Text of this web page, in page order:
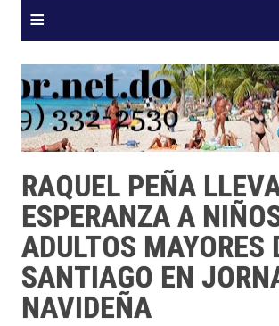
≡
RAQUEL PEÑA
ESPERANZA A
ADULTOS MAYORES
SANTIAGO EN
NAVIDEÑA